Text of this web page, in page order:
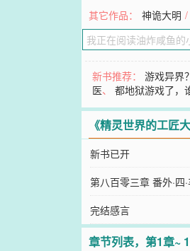
其它作品： 神诡大明 /
新书推荐：游戏异界
医、都地狱游戏了，
《精灵世界的工匠
新书已开
第八百零三章 番外·四
恶的六道仙人！盈月之
完结感言
章节列表，第1章~